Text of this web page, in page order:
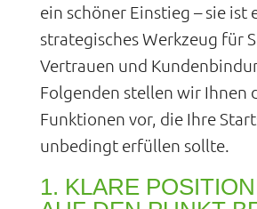
ein schöner Einstieg – sie ist
strategisches Werkzeug für
Vertrauen und
Folgenden stellen wir Ihnen
Funktionen vor, die Ihre
unbedingt erfüllen sollte.
1. KLARE